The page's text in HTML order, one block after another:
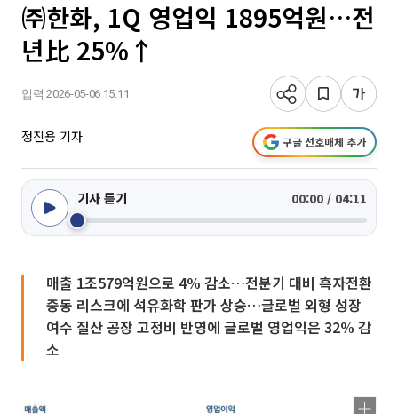
㈜한화, 1Q 영업익 1895억원…전
년比 25%↑
입력 2026-05-06 15:11
정진용 기자 구글 선호매체 추가
기사 듣기 00:00 / 04:11
매출 1조579억원으로 4% 감소…전분기 대비 흑자전환
중동 리스크에 석유화학 판가 상승…글로벌 외형 성장
여수 질산 공장 고정비 반영에 글로벌 영업익은 32% 감
소